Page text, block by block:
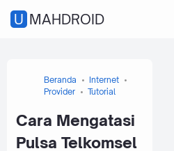
UMAHDROID
Beranda
Internet
Provider
Tutorial
Cara Mengatasi
Pulsa Telkomsel